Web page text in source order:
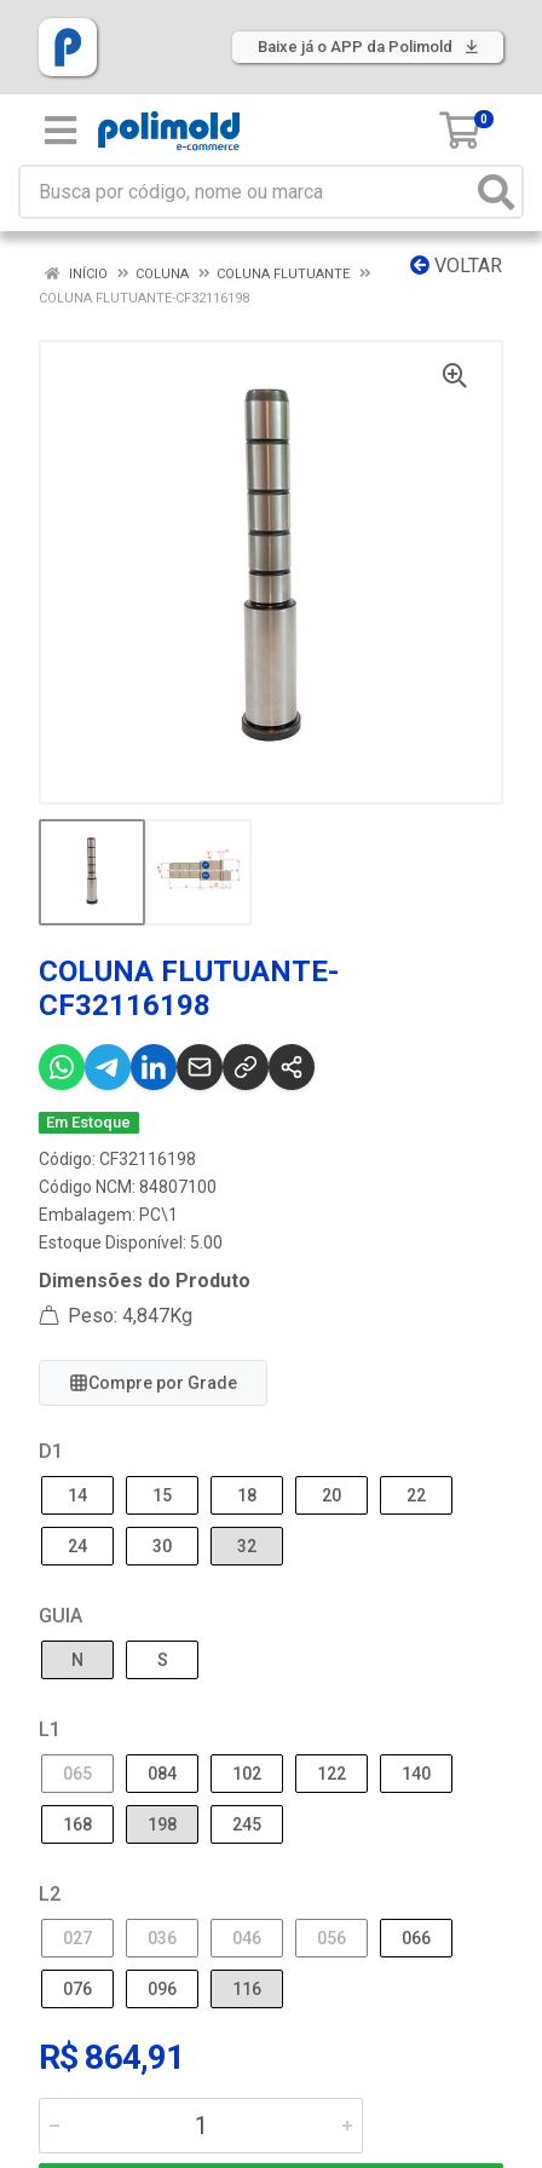
Baixe já o APP da Polimold
0
VOLTAR
INÍCIO COLUNA
COLUNA FLUTUANTE
COLUNA FLUTUANTE-CF32116198
COLUNA FLUTUANTE-
CF32116198
Em Estoque
Código: CF32116198
Código NCM: 84807100
Embalagem: PC\1
Estoque Disponível: 5.00
Dimensões do Produto
Peso: 4,847Kg
Compre por Grade
D1
14 15 18 20 22
24 30 32
GUIA
N S
L1
065 084 102 122 140
168 198 245
L2
027 036 046 056 066
076 096 116
R$ 864,91